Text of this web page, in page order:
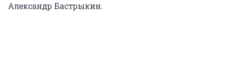
Александр Бастрыкин.